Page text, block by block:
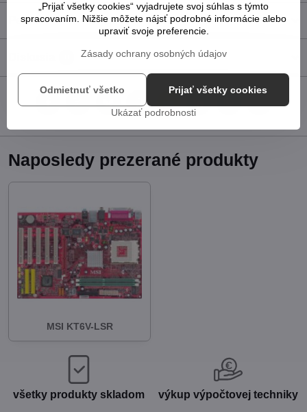
Popis
FacebookTwitterBlueskyPinterestRedditLinkedInWhatsApp
E-
Naposledy prezerané produkty
MSI KT6V-LSR
všetky produkty skladom výkup výpočtovej techniky
„Prijať všetky cookies“ vyjadrujete svoj súhlas s týmto
spracovaním. Nižšie môžete nájsť podrobné informácie alebo
upraviť svoje preferencie.
Zásady ochrany osobných údajov
Ukázať podrobnosti
Prijať všetky cookies
Odmietnuť všetko